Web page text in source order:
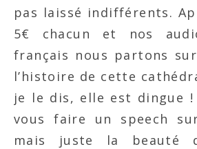
pas laissé indifférents.
5€ chacun et nos
français nous partons
l’histoire de cette
je le dis, elle est dingue !
vous faire un speech
mais juste la beauté